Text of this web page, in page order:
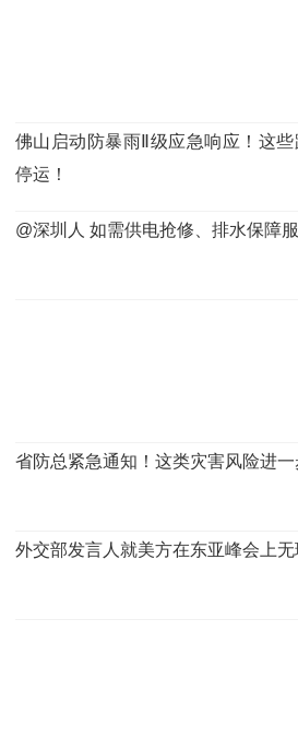
佛山启动防暴雨Ⅱ级应急响应！这
停运！
@深圳人 如需供电抢修、排水保障
省防总紧急通知！这类灾害风险进
外交部发言人就美方在东亚峰会上